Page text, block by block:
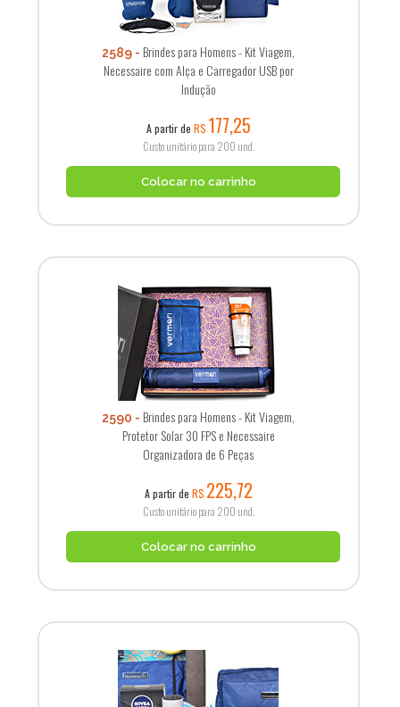
2589
Brindes para Homens - Kit Viagem,
Necessaire com Alça e Carregador USB por
Indução
A partir de R$ 177,25
Custo unitário para 200 und.
Colocar no carrinho
2590
Brindes para Homens - Kit Viagem,
Protetor Solar 30 FPS e Necessaire
Organizadora de 6 Peças
A partir de R$ 225,72
Custo unitário para 200 und.
Colocar no carrinho